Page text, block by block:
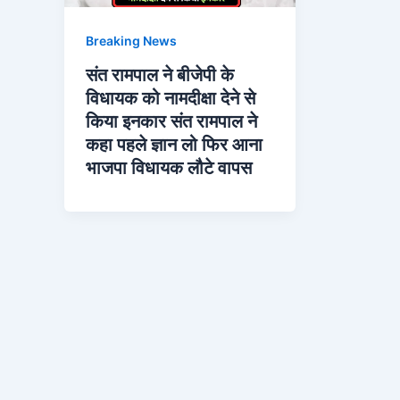
Breaking News
संत रामपाल ने बीजेपी के
विधायक को नामदीक्षा देने से
किया इनकार संत रामपाल ने
कहा पहले ज्ञान लो फिर आना
भाजपा विधायक लौटे वापस